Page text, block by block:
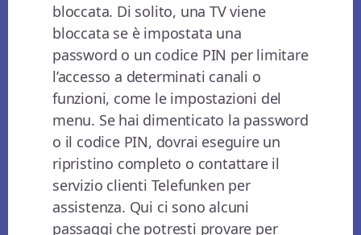
bloccata. Di solito, una TV viene
bloccata se è impostata una
password o un codice PIN per limitare
l’accesso a determinati canali o
funzioni, come le impostazioni del
menu. Se hai dimenticato la password
o il codice PIN, dovrai eseguire un
ripristino completo o contattare il
servizio clienti Telefunken per
assistenza. Qui ci sono alcuni
passaggi che potresti provare per